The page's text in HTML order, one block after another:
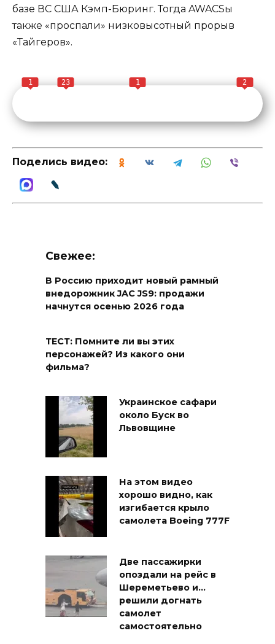
базе ВС США Кэмп-Бюринг. Тогда AWACSы
также «проспали» низковысотный прорыв
«Тайгеров».
1 23 1 2
Поделись видео:
Свежее:
В Россию приходит новый рамный
внедорожник JAC JS9: продажи
начнутся осенью 2026 года
ТЕСТ: Помните ли вы этих
персонажей? Из какого они
фильма?
Украинское сафари
около Буск во
Львовщине
На этом видео
хорошо видно, как
изгибается крыло
самолета Boeing 777F
Две пассажирки
опоздали на рейс в
Шереметьево и…
решили догнать
самолет
самостоятельно